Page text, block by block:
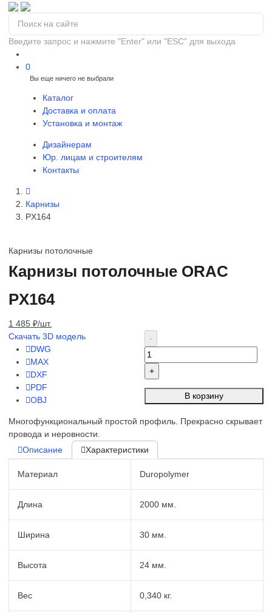
Введите запрос и нажмите "Enter" или "ESC" для выхода
0
Вы еще ничего не выбрали
Каталог
Доставка и оплата
Установка и монтаж
Дизайнерам
Юр. лицам и строителям
Контакты
Карнизы
PX164
Карнизы потолочные
Карнизы потолочные ORAC
PX164
1 485 ₽/шт.
Скачать 3D модель
DWG
MAX
DXF
PDF
OBJ
В корзину
Многофункциональный простой профиль. Прекрасно скрывает
провода и неровности.
Описание
Характеристики
Материал Duropolymer
Длина 2000 мм.
Ширина 30 мм.
Высота 24 мм.
Вес 0,340 кг.